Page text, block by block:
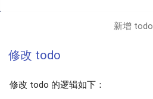
新增 todo
修改 todo
修改 todo 的逻辑如下：